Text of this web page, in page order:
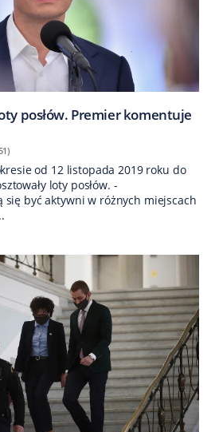
posłów. Premier komentuje
od 12 listopada 2019 roku do
loty posłów. -
się być aktywni w różnych miejscach